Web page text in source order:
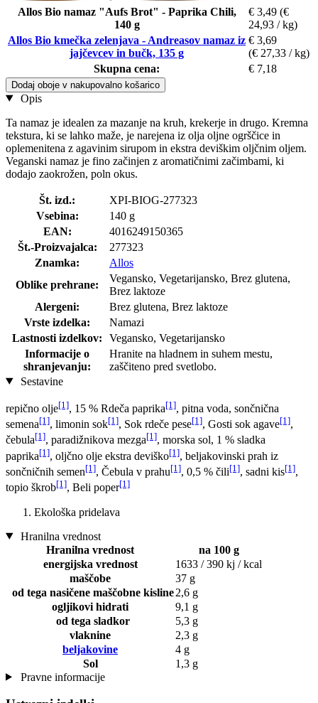
Allos Bio namaz "Aufs Brot" - Paprika Chili,
140 g
€ 3,49 (€
24,93 / kg)
Allos Bio kmečka zelenjava - Andreasov namaz iz
jajčevcev in bučk, 135 g
€ 3,69
(€ 27,33 / kg)
Skupna cena:
€ 7,18
Dodaj oboje v nakupovalno košarico
Opis
Ta namaz je idealen za mazanje na kruh, krekerje in drugo. Kremna
tekstura, ki se lahko maže, je narejena iz olja oljne ogrščice in
oplemenitena z agavinim sirupom in ekstra deviškim oljčnim oljem.
Veganski namaz je fino začinjen z aromatičnimi začimbami, ki
dodajo zaokrožen, poln okus.
Št. izd.:
XPI-BIOG-277323
Vsebina:
140 g
EAN:
4016249150365
Št.-Proizvajalca:
277323
Znamka:
Allos
Oblike prehrane:
Vegansko, Vegetarijansko, Brez glutena,
Brez laktoze
Alergeni:
Brez glutena, Brez laktoze
Vrste izdelka:
Namazi
Lastnosti izdelkov:
Vegansko, Vegetarijansko
Informacije o
shranjevanju:
Hranite na hladnem in suhem mestu,
zaščiteno pred svetlobo.
Sestavine
repično olje[1], 15 % Rdeča paprika[1], pitna voda, sončnična
semena[1], limonin sok[1], Sok rdeče pese[1], Gosti sok agave[1],
čebula[1], paradižnikova mezga[1], morska sol, 1 % sladka
paprika[1], oljčno olje ekstra deviško[1], beljakovinski prah iz
sončničnih semen[1], Čebula v prahu[1], 0,5 % čili[1], sadni kis[1],
topio škrob[1], Beli poper[1]
Ekološka pridelava
Hranilna vrednost
Hranilna vrednost
na 100 g
energijska vrednost
1633 / 390 kj / kcal
maščobe
37 g
od tega nasičene maščobne kisline2,6 g
ogljikovi hidrati
9,1 g
od tega sladkor
5,3 g
vlaknine
2,3 g
beljakovine
4 g
Sol
1,3 g
Pravne informacije